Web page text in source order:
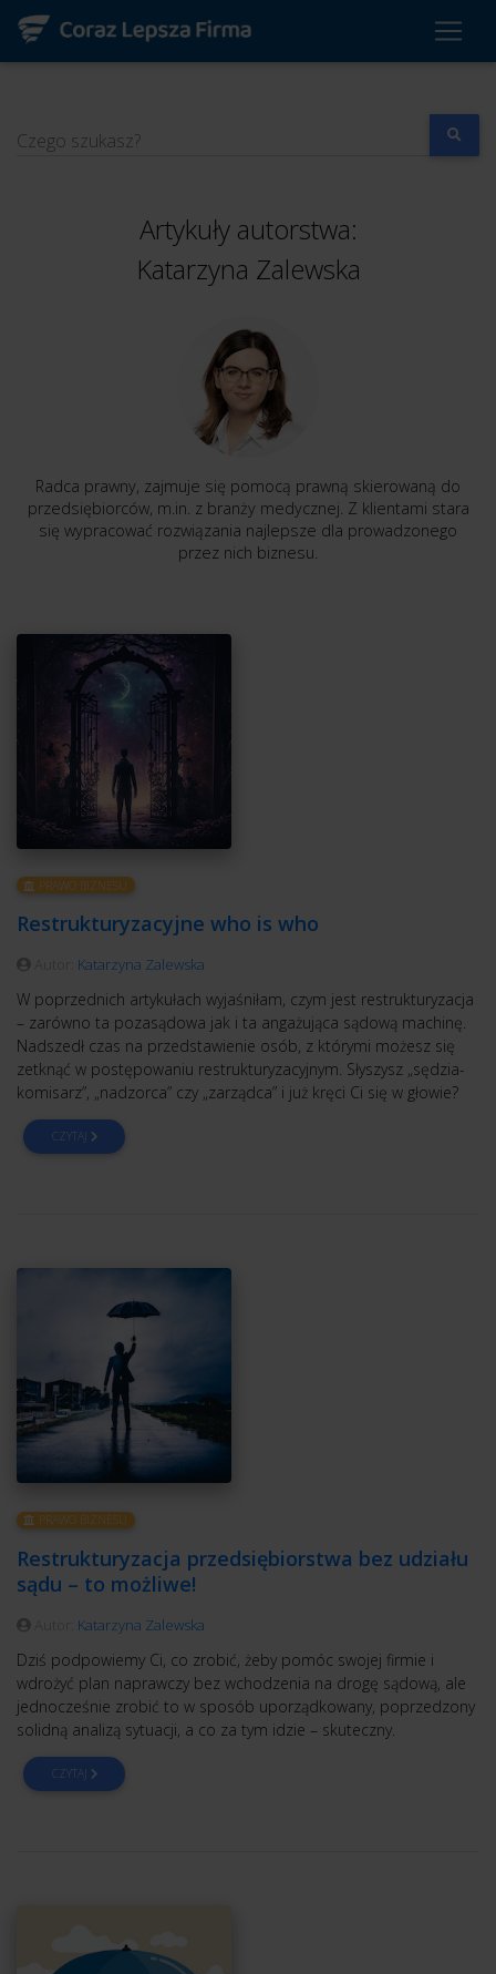
Czego szukasz?
Artykuły autorstwa:
Katarzyna Zalewska
Radca prawny, zajmuje się pomocą prawną skierowaną do
przedsiębiorców, m.in. z branży medycznej. Z klientami stara
się wypracować rozwiązania najlepsze dla prowadzonego
przez nich biznesu.
PRAWO BIZNESU
Restrukturyzacyjne who is who
Katarzyna Zalewska
W poprzednich artykułach wyjaśniłam, czym jest restrukturyzacja
– zarówno ta pozasądowa jak i ta angażująca sądową machinę.
Nadszedł czas na przedstawienie osób, z którymi możesz się
zetknąć w postępowaniu restrukturyzacyjnym. Słyszysz „sędzia-
komisarz”, „nadzorca” czy „zarządca” i już kręci Ci się w głowie?
CZYTAJ
PRAWO BIZNESU
Restrukturyzacja przedsiębiorstwa bez udziału
sądu – to możliwe!
Katarzyna Zalewska
Dziś podpowiemy Ci, co zrobić, żeby pomóc swojej firmie i
wdrożyć plan naprawczy bez wchodzenia na drogę sądową, ale
jednocześnie zrobić to w sposób uporządkowany, poprzedzony
solidną analizą sytuacji, a co za tym idzie – skuteczny.
CZYTAJ